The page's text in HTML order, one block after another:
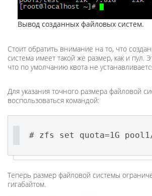
Вывод созданных файловых систем.
Стоит обратить внимание на то, что
система имеет такой же размер, как и пул.
что по умолчанию квота не
Для указания точного размера файловой
воспользоваться командой:
# zfs set quota=1G
Теперь размер файловой системы
гигабайтом.